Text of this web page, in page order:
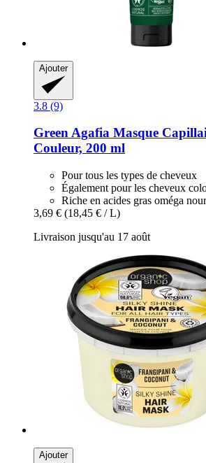
Ajouter
3.8 (9)
Green Agafia Masque
Couleur, 200 ml
Pour tous les types de cheveux
Également pour les cheveux
Riche en acides gras oméga
3,69 € (18,45 € / L)
Livraison jusqu'au 17 août
Ajouter